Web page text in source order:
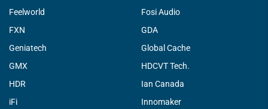
Feelworld
Fosi Audio
FXN
GDA
Geniatech
Global Cache
GMX
HDCVT Tech.
HDR
Ian Canada
iFi
Innomaker